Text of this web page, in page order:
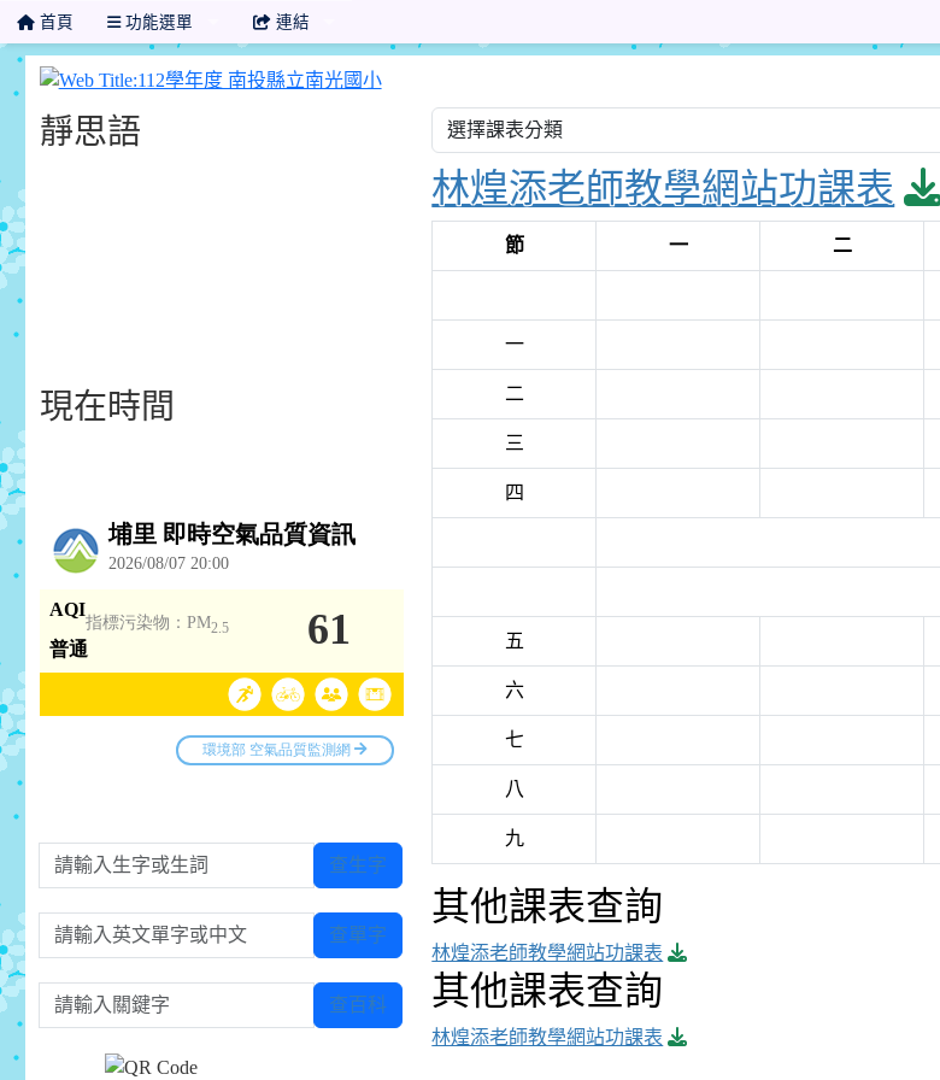
首頁 功能選單 連結
112學年度 南投縣立南光國小
靜思語
現在時間
請輸入生字或生詞 查生字
請輸入英文單字或中文 查單字
請輸入關鍵字 查百科
林煌添老師教學網站功課表
節 一 二
一
二
三
四
五
六
七
八
九
其他課表查詢
林煌添老師教學網站功課表 download pdf
其他課表查詢
林煌添老師教學網站功課表 download pdf